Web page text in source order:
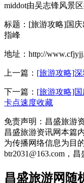
middot由吴志锋风景
标题：[旅游攻略]国
指峰
地址：http://
上一篇： [旅游攻略]深
下一篇： [旅游攻略]
卡点速度收藏
免责声明：昌盛旅游
昌盛旅游资讯网本篇
为传播网络信息为目
btr2031@163.com，
昌盛旅游网随